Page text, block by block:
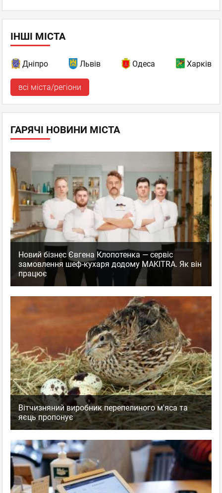
ІНШІ МІСТА
Дніпро Львів Одеса Харків
всі міста/регіони
ГАРЯЧІ НОВИНИ МІСТА
Новий бізнес Євгена Клопотенка — сервіс
замовлення шеф-кухаря додому MAKITRA. Як він
працює
Вітчизняний виробник перепелиного м'яса та
яєць пропонує